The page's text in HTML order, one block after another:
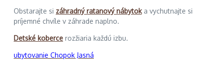
Obstarajte si záhradný ratanový nábytoka vychutnajte si
príjemné chvíle v záhrade naplno.
Detské koberce rozžiaria každú izbu.
ubytovanie Chopok Jasná